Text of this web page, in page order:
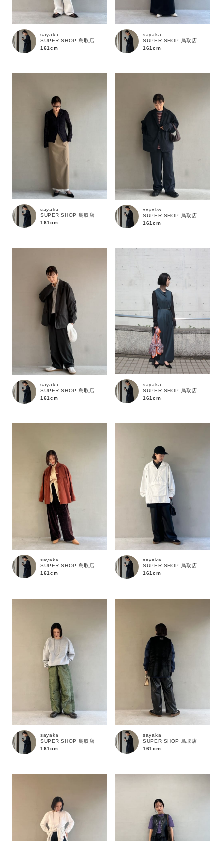
カラー
商品タイプ
通常商品 予約商品
セール価格 WEB限定
在庫
在庫あり 在庫なし含む
sayaka
SUPER SHOP 鳥取店
161cm
sayaka
SUPER SHOP 鳥取店
161cm
sayaka
SUPER SHOP 鳥取店
161cm
sayaka
SUPER SHOP 鳥取店
161cm
sayaka
SUPER SHOP 鳥取店
161cm
sayaka
SUPER SHOP 鳥取店
161cm
sayaka
SUPER SHOP 鳥取店
161cm
sayaka
SUPER SHOP 鳥取店
161cm
sayaka
SUPER SHOP 鳥取店
161cm
sayaka
SUPER SHOP 鳥取店
161cm